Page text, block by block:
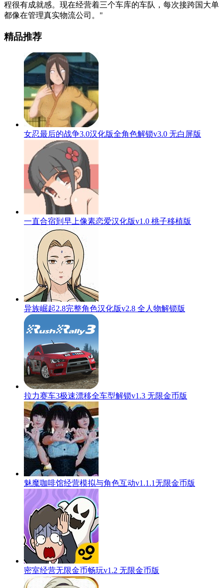
程很有成就感。现在经营着三个车库的车队，每次接跨国大单
都像在管理真实物流公司。"
精品推荐
女忍最后的战争3.0汉化版全角色解锁v3.0 无白屏版
一直合宿到早上像素恋爱汉化版v1.0 桃子移植版
异族崛起2.8完整角色汉化版v2.8 全人物解锁版
拉力赛车3极速漂移全车型解锁v1.3 无限金币版
魅魔咖啡馆经营模拟与角色互动v1.1.1无限金币版
密室经营无限金币畅玩v1.2 无限金币版